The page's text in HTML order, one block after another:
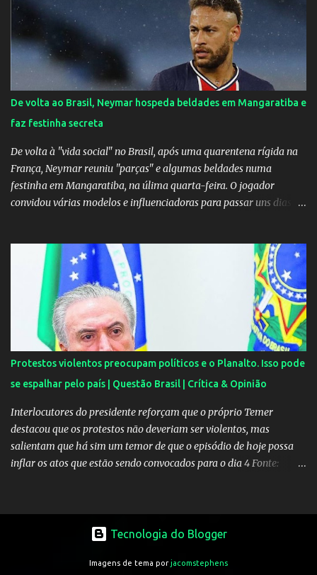
Huma Kimak. A influencer também contou que recebe diversos
ataques na internet desde a época em que foi contratada para
fazer a divulgação de uma live do Gusttavo Lima em Manaus,
capital do Amazonas. "Fui até o local onde seria o show, divulguei
e no dia seguinte foi feita a live que eu não pude ir, porque estava
me sentindo mal", explicou Huma. A notícia da separação de
Gusttavo Lima e Andressa Suita foi divulgada no dia 9 de outubro.
A relação chegou ao fim após cinco anos e houve rumores de uma
suposta traição do canto...
De volta ao Brasil, Neymar hospeda beldades em Mangaratiba e
faz festinha secreta
De volta à "vida social" no Brasil, após uma quarentena rígida na
França, Neymar reuniu "parças" e algumas beldades numa
festinha em Mangaratiba, na úlima quarta-feira. O jogador
convidou várias modelos e influenciadoras para passar uns dias
dentro do condomínio onde fica a mansão do craque do PSG.
Segundo uma fonte do EXTRA, a festa aconteceu ao som de muito
pagode e um show de Suel e do cantor pernambucano Robinho,
que aparecem num registro no resort, e também de Anchietx. De
Mangaratiba, os cantores ainda seguiram para Campo Grande,
onde se apresentaram numa casa de show no bairro da Zona
Oeste do Rio. As moças foram convidadas por Neymar através das
redes sociais. O jogador faz questão de pagar as estadias delas e
também as passagens. A exigência é sempre a mesma: não postar
ou falar nada sobre. Celulares, aliás, são proibidos nas festas....
Protestos violentos preocupam políticos e o Planalto. Isso pode
se espalhar pelo país | Questão Brasil | Crítica & Opinião
Interlocutores do presidente reforçam que o próprio Temer
destacou que os protestos não deveriam ser violentos, mas
salientam que há sim um temor de que o episódio de hoje possa
inflar os atos que estão sendo convocados para o dia 4 Fonte:
Tecnologia do Blogger
Imagens de tema porjacomstephens